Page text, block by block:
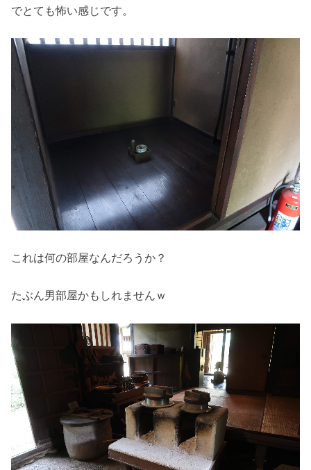
でとても怖い感じです。
これは何の部屋なんだろうか？
たぶん男部屋かもしれませんｗ